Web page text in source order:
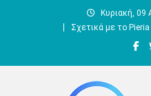
Κυριακή, 09
Σχετικά με το Pieria